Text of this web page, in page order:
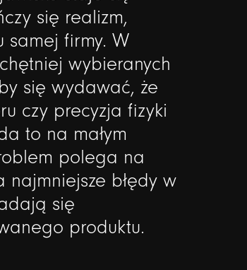
się realizm,
samej firmy. W
wybieranych
się wydawać, że
czy precyzja fizyki
to na małym
polega na
najmniejsze błędy w
się
produktu.